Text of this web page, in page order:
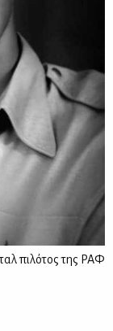
πιλότος της ΡΑΦ